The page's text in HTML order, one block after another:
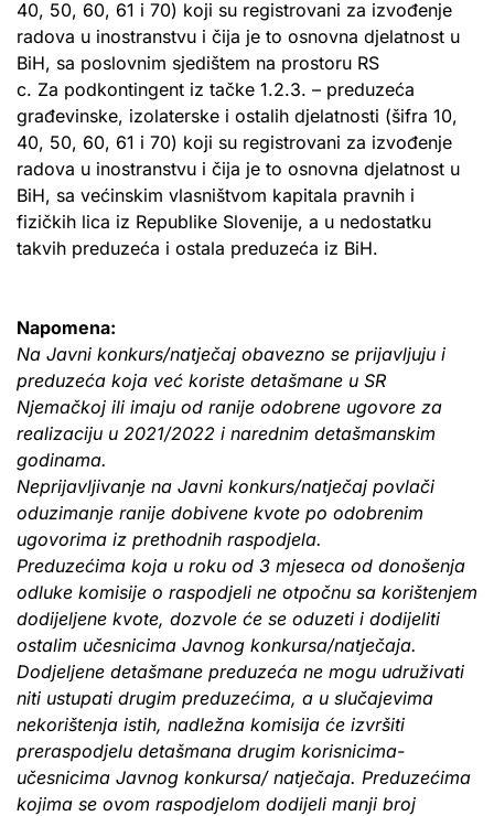
40, 50, 60, 61 i 70) koji su registrovani za izvođenje
radova u inostranstvu i čija je to osnovna djelatnost u
BiH, sa poslovnim sjedištem na prostoru RS
c. Za podkontingent iz tačke 1.2.3. – preduzeća
građevinske, izolaterske i ostalih djelatnosti (šifra 10,
40, 50, 60, 61 i 70) koji su registrovani za izvođenje
radova u inostranstvu i čija je to osnovna djelatnost u
BiH, sa većinskim vlasništvom kapitala pravnih i
fizičkih lica iz Republike Slovenije, a u nedostatku
takvih preduzeća i ostala preduzeća iz BiH.
Napomena:
Na Javni konkurs/natječaj obavezno se prijavljuju i
preduzeća koja već koriste detašmane u SR
Njemačkoj ili imaju od ranije odobrene ugovore za
realizaciju u 2021/2022 i narednim detašmanskim
godinama.
Neprijavljivanje na Javni konkurs/natječaj povlači
oduzimanje ranije dobivene kvote po odobrenim
ugovorima iz prethodnih raspodjela.
Preduzećima koja u roku od 3 mjeseca od donošenja
odluke komisije o raspodjeli ne otpočnu sa korištenjem
dodijeljene kvote, dozvole će se oduzeti i dodijeliti
ostalim učesnicima Javnog konkursa/natječaja.
Dodjeljene detašmane preduzeća ne mogu udruživati
niti ustupati drugim preduzećima, a u slučajevima
nekorištenja istih, nadležna komisija će izvršiti
preraspodjelu detašmana drugim korisnicima-
učesnicima Javnog konkursa/ natječaja. Preduzećima
kojima se ovom raspodjelom dodijeli manji broj